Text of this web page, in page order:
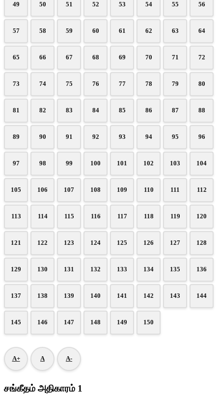
49 50 51 52 53 54 55 56
57 58 59 60 61 62 63 64
65 66 67 68 69 70 71 72
73 74 75 76 77 78 79 80
81 82 83 84 85 86 87 88
89 90 91 92 93 94 95 96
97 98 99 100 101 102 103 104
105 106 107 108 109 110 111 112
113 114 115 116 117 118 119 120
121 122 123 124 125 126 127 128
129 130 131 132 133 134 135 136
137 138 139 140 141 142 143 144
145 146 147 148 149 150
A+ A A-
சங்கீதம் அதிகாரம் 1